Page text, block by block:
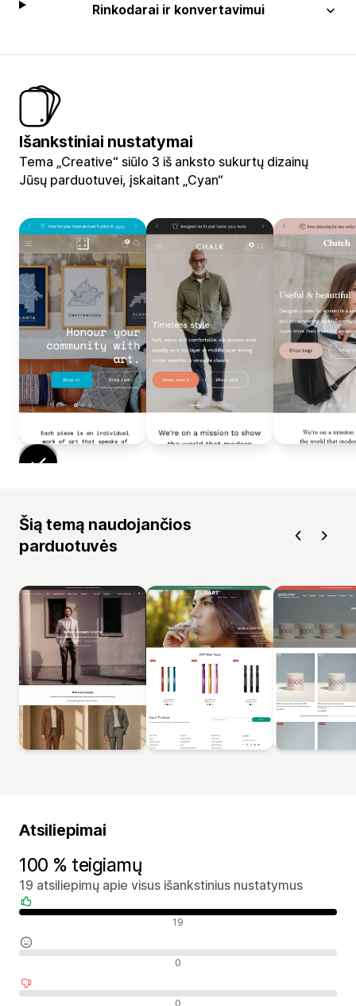
Rinkodarai ir konvertavimui
Išankstiniai nustatymai
Tema „Creative“ siūlo 3 iš anksto sukurtų dizainų
Jūsų parduotuvei, įskaitant „Cyan“
Šią temą naudojančios
parduotuvės
Atsiliepimai
100 % teigiamų
19 atsiliepimų apie visus išankstinius nustatymus
Teigiami atsiliepimai 19
Neutralūs atsiliepimai 0
Neigiami atsiliepimai 0